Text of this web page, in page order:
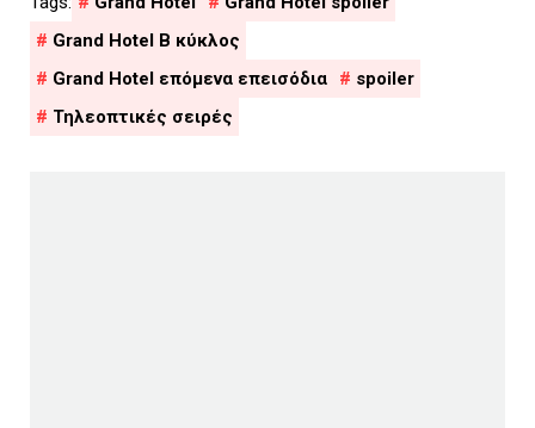
Grand Hotel Β κύκλος
Grand Hotel επόμενα επεισόδια
spoiler
Τηλεοπτικές σειρές